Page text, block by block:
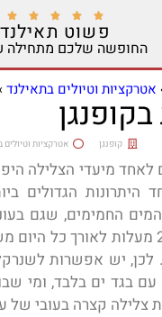





פשוט תאילנד
החופשה שלכם מתחילה
אטרקציות וטיולים בתאילנד
קופנגן אטרקציות וטיולים
לאחד מיעדי הצלילה
היתרונות הגדולים
המים החמימים, שגם
ממוצע של 29 מעלות לאורך
לכן, יש אפשרות
עם בגד ים בלבד, ומי
קצרה בעובי של עד 3